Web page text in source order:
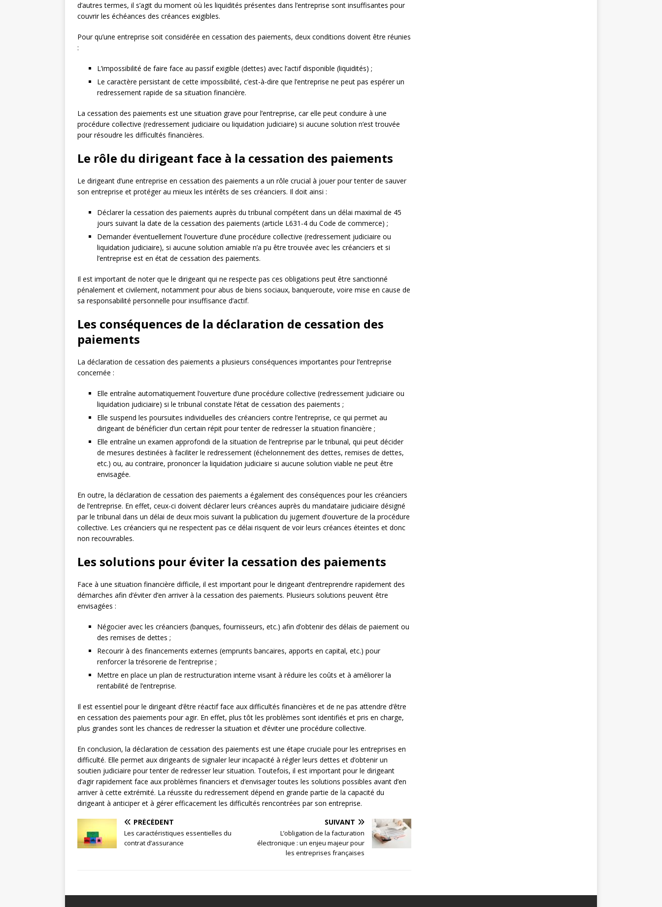
d’autres termes, il s’agit du moment où les liquidités présentes dans l’entreprise sont insuffisantes pour
couvrir les échéances des créances exigibles.
Pour qu’une entreprise soit considérée en cessation des paiements, deux conditions doivent être réunies
:
L’impossibilité de faire face au passif exigible (dettes) avec l’actif disponible (liquidités) ;
Le caractère persistant de cette impossibilité, c’est-à-dire que l’entreprise ne peut pas espérer un
redressement rapide de sa situation financière.
La cessation des paiements est une situation grave pour l’entreprise, car elle peut conduire à une
procédure collective (redressement judiciaire ou liquidation judiciaire) si aucune solution n’est trouvée
pour résoudre les difficultés financières.
Le rôle du dirigeant face à la cessation des paiements
Le dirigeant d’une entreprise en cessation des paiements a un rôle crucial à jouer pour tenter de sauver
son entreprise et protéger au mieux les intérêts de ses créanciers. Il doit ainsi :
Déclarer la cessation des paiements auprès du tribunal compétent dans un délai maximal de 45
jours suivant la date de la cessation des paiements (article L631-4 du Code de commerce) ;
Demander éventuellement l’ouverture d’une procédure collective (redressement judiciaire ou
liquidation judiciaire), si aucune solution amiable n’a pu être trouvée avec les créanciers et si
l’entreprise est en état de cessation des paiements.
Il est important de noter que le dirigeant qui ne respecte pas ces obligations peut être sanctionné
pénalement et civilement, notamment pour abus de biens sociaux, banqueroute, voire mise en cause de
sa responsabilité personnelle pour insuffisance d’actif.
Les conséquences de la déclaration de cessation des
paiements
La déclaration de cessation des paiements a plusieurs conséquences importantes pour l’entreprise
concernée :
Elle entraîne automatiquement l’ouverture d’une procédure collective (redressement judiciaire ou
liquidation judiciaire) si le tribunal constate l’état de cessation des paiements ;
Elle suspend les poursuites individuelles des créanciers contre l’entreprise, ce qui permet au
dirigeant de bénéficier d’un certain répit pour tenter de redresser la situation financière ;
Elle entraîne un examen approfondi de la situation de l’entreprise par le tribunal, qui peut décider
de mesures destinées à faciliter le redressement (échelonnement des dettes, remises de dettes,
etc.) ou, au contraire, prononcer la liquidation judiciaire si aucune solution viable ne peut être
envisagée.
En outre, la déclaration de cessation des paiements a également des conséquences pour les créanciers
de l’entreprise. En effet, ceux-ci doivent déclarer leurs créances auprès du mandataire judiciaire désigné
par le tribunal dans un délai de deux mois suivant la publication du jugement d’ouverture de la procédure
collective. Les créanciers qui ne respectent pas ce délai risquent de voir leurs créances éteintes et donc
non recouvrables.
Les solutions pour éviter la cessation des paiements
Face à une situation financière difficile, il est important pour le dirigeant d’entreprendre rapidement des
démarches afin d’éviter d’en arriver à la cessation des paiements. Plusieurs solutions peuvent être
envisagées :
Négocier avec les créanciers (banques, fournisseurs, etc.) afin d’obtenir des délais de paiement ou
des remises de dettes ;
Recourir à des financements externes (emprunts bancaires, apports en capital, etc.) pour
renforcer la trésorerie de l’entreprise ;
Mettre en place un plan de restructuration interne visant à réduire les coûts et à améliorer la
rentabilité de l’entreprise.
Il est essentiel pour le dirigeant d’être réactif face aux difficultés financières et de ne pas attendre d’être
en cessation des paiements pour agir. En effet, plus tôt les problèmes sont identifiés et pris en charge,
plus grandes sont les chances de redresser la situation et d’éviter une procédure collective.
En conclusion, la déclaration de cessation des paiements est une étape cruciale pour les entreprises en
difficulté. Elle permet aux dirigeants de signaler leur incapacité à régler leurs dettes et d’obtenir un
soutien judiciaire pour tenter de redresser leur situation. Toutefois, il est important pour le dirigeant
d’agir rapidement face aux problèmes financiers et d’envisager toutes les solutions possibles avant d’en
arriver à cette extrémité. La réussite du redressement dépend en grande partie de la capacité du
dirigeant à anticiper et à gérer efficacement les difficultés rencontrées par son entreprise.
PRÉCÉDENT
Les caractéristiques essentielles du
contrat d’assurance
SUIVANT
L’obligation de la facturation
électronique : un enjeu majeur pour
les entreprises françaises